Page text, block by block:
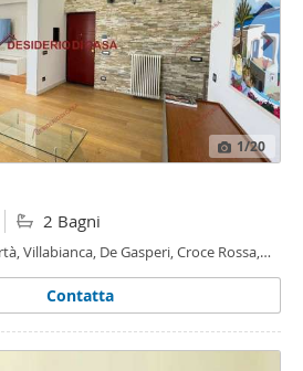
1/20
2 Bagni
Villabianca, De Gasperi, Croce Rossa,
Contatta